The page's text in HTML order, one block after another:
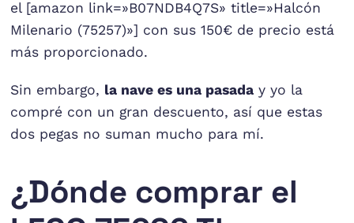
el [amazon link=»B07NDB4Q7S» title=»Halcón
Milenario (75257)»] con sus 150€ de precio está
más proporcionado.
Sin embargo, la nave es una pasada y yo la
compré con un gran descuento, así que estas
dos pegas no suman mucho para mí.
¿Dónde comprar el